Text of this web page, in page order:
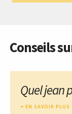
Conseils
Quel jean
EN SAVOIR PLUS